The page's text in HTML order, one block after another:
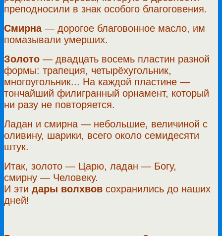
преподносили в знак особого благоговения.
Смирна— дорогое благовонное масло, им
помазывали умерших.
Золото — двадцать восемь пластин разной
формы: трапеция, четырёхугольник,
многоугольник... На каждой пластине —
тончайший филигранный орнамент, который
ни разу не повторяется.
Ладан и смирна — небольшие, величиной с
оливину, шарики, всего около семидесяти
штук.
Итак, золото — Царю, ладан — Богу,
смирну — Человеку.
И эти дары волхвов сохранились до наших
дней!